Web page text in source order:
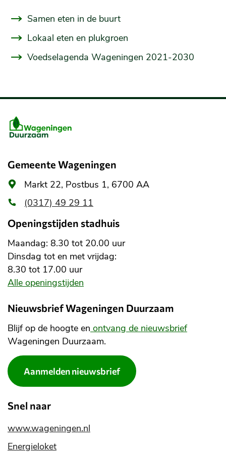
Samen eten in de buurt
Lokaal eten en plukgroen
Voedselagenda Wageningen 2021-2030
Belangrijke
informatie
Gemeente Wageningen
Algemeen
adres
Markt 22, Postbus 1, 6700 AA
(0317) 49 29 11
Openingstijden stadhuis
Maandag: 8.30 tot 20.00 uur
Dinsdag tot en met vrijdag:
8.30 tot 17.00 uur
Alle openingstijden
Nieuwsbrief Wageningen Duurzaam
Blijf op de hoogte en ontvang de nieuwsbrief
Wageningen Duurzaam.
Aanmelden nieuwsbrief
Snel naar
www.wageningen.nl
Energieloket